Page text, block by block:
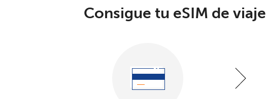
Consigue tu eSIM de